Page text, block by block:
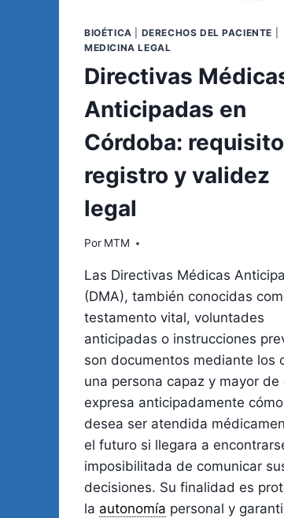
BIOÉTICA DERECHOS DEL PACIENTE
MEDICINA LEGAL
Directivas
Anticipadas en
Córdoba:
registro y validez
legal
Por MTM
Las Directivas Médicas
(DMA), también conocidas
testamento vital, voluntades
anticipadas o instrucciones
son documentos mediante los
una persona capaz y mayor de
expresa anticipadamente cómo
desea ser atendida
el futuro si llegara a
imposibilitada de comunicar
decisiones. Su finalidad es
la autonomía personal y